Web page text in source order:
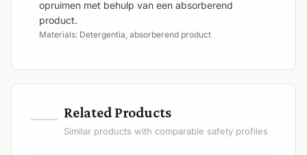
opruimen met behulp van een absorberend
product.
Materials: Detergentia, absorberend product
— Related Products
Similar products with comparable safety profiles